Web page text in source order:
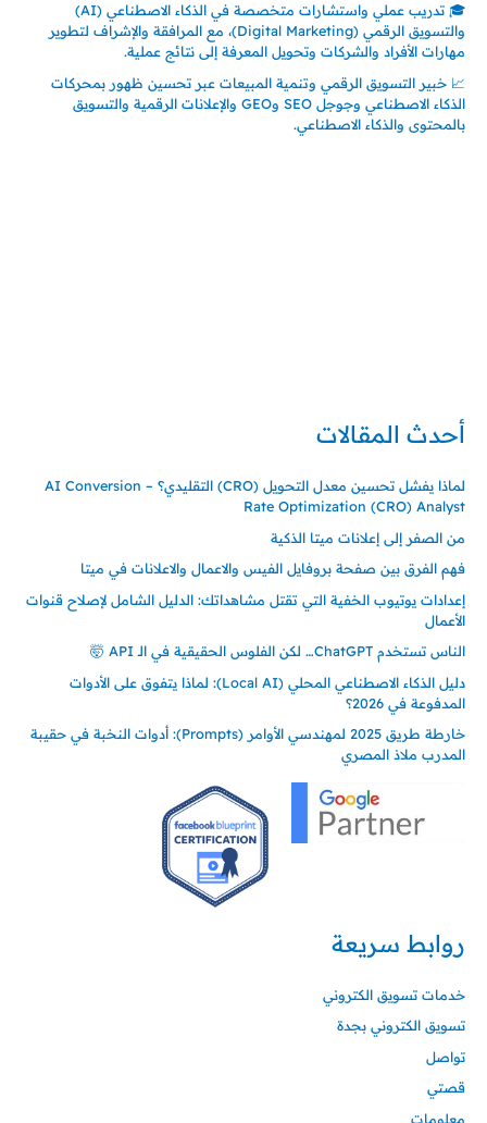
🎓 تدريب عملي واستشارات متخصصة في الذكاء الاصطناعي (AI)
والتسويق الرقمي (Digital Marketing)، مع المرافقة والإشراف لتطوير
مهارات الأفراد والشركات وتحويل المعرفة إلى نتائج عملية.
📈 خبير التسويق الرقمي وتنمية المبيعات عبر تحسين ظهور بمحركات
الذكاء الاصطناعي وجوجل SEO وGEO والإعلانات الرقمية والتسويق
بالمحتوى والذكاء الاصطناعي.
أحدث المقالات
لماذا يفشل تحسين معدل التحويل (CRO) التقليدي؟ – AI Conversion
Rate Optimization (CRO) Analyst
من الصفر إلى إعلانات ميتا الذكية
فهم الفرق بين صفحة بروفايل الفيس والاعمال والاعلانات في ميتا
إعدادات يوتيوب الخفية التي تقتل مشاهداتك: الدليل الشامل لإصلاح قنوات
الأعمال
الناس تستخدم ChatGPT… لكن الفلوس الحقيقية في الـ API 🤯
دليل الذكاء الاصطناعي المحلي (Local AI): لماذا يتفوق على الأدوات
المدفوعة في 2026؟
خارطة طريق 2025 لمهندسي الأوامر (Prompts): أدوات النخبة في حقيبة
المدرب ملاذ المصري
روابط سريعة
خدمات تسويق الكتروني
تسويق الكتروني بجدة
تواصل
قصتي
معلومات